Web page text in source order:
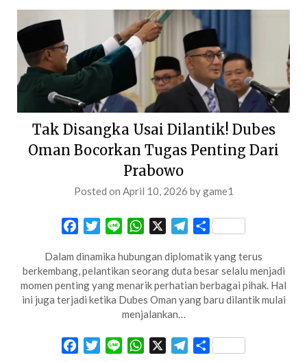
Tak Disangka Usai Dilantik! Dubes
Oman Bocorkan Tugas Penting Dari
Prabowo
Posted on April 10, 2026 bygame1
FacebookTwitterLine WhatsApp Telegram
Share
Dalam dinamika hubungan diplomatik yang terus
berkembang, pelantikan seorang duta besar selalu menjadi
momen penting yang menarik perhatian berbagai pihak. Hal
ini juga terjadi ketika Dubes Oman yang baru dilantik mulai
menjalankan…
FacebookTwitterLine WhatsApp Telegram
Share